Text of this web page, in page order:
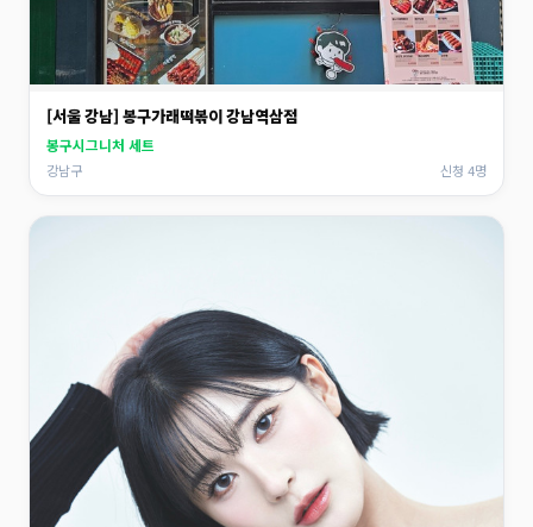
[서울 강남] 봉구가래떡볶이 강남역삼점
봉구시그니처 세트
강남구 신청 4명